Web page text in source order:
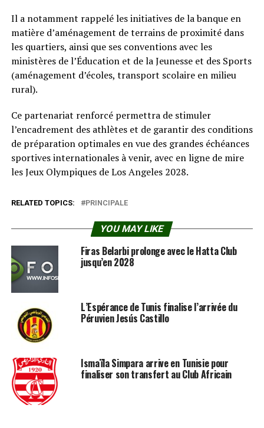
Il a notamment rappelé les initiatives de la banque en
matière d’aménagement de terrains de proximité dans
les quartiers, ainsi que ses conventions avec les
ministères de l’Éducation et de la Jeunesse et des Sports
(aménagement d’écoles, transport scolaire en milieu
rural).
Ce partenariat renforcé permettra de stimuler
l’encadrement des athlètes et de garantir des conditions
de préparation optimales en vue des grandes échéances
sportives internationales à venir, avec en ligne de mire
les Jeux Olympiques de Los Angeles 2028.
RELATED TOPICS: PRINCIPALE
YOU MAY LIKE
Firas Belarbi prolonge avec le Hatta Club
jusqu’en 2028
L’Espérance de Tunis finalise l’arrivée du
Péruvien Jesús Castillo
Ismaïla Simpara arrive en Tunisie pour
finaliser son transfert au Club Africain